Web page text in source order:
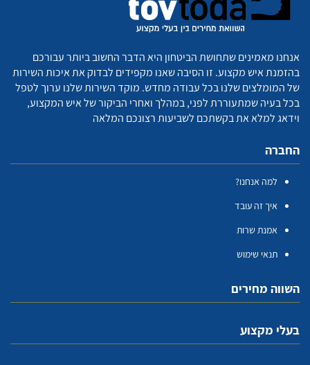
אנחנו מאמינים שתחושת הביטחון היא הדבר החשוב ביותר עבורכם
בהזמנת איש מקצוע. זו הסיבה שאנו מקפידים לבדוק את איכות השירות
של המומלצים שלנו בכל עבודה מחדש. מוקד השירות שלנו ערוך לטפל
בכל בעיה שמתעוררת לפני, במהלך ואחרי הביקור של איש המקצוע,
וידאג למלא את בקשתכם לשביעות רצונכם המלאה
החברה
למה אנחנו?
איך זה עובד
אמנת שרות
תנאי שימוש
השווה מחירים
בעלי מקצוע